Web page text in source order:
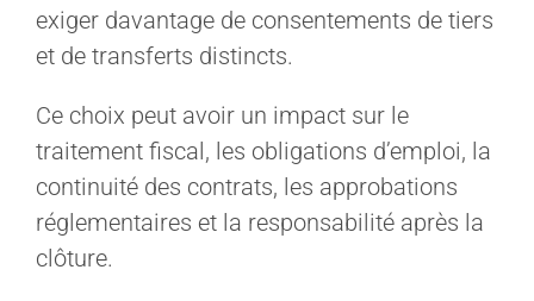
exiger davantage de consentements de tiers
et de transferts distincts.
Ce choix peut avoir un impact sur le
traitement fiscal, les obligations d’emploi, la
continuité des contrats, les approbations
réglementaires et la responsabilité après la
clôture.